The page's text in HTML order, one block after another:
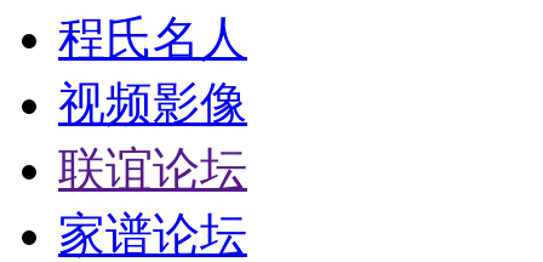
程氏名人
视频影像
联谊论坛
家谱论坛